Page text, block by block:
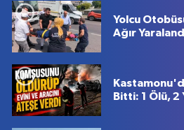
Yolcu
Ağır
Bitti: 1 Ölü, 2